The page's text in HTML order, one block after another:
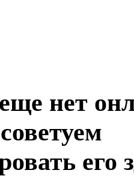
нет
его